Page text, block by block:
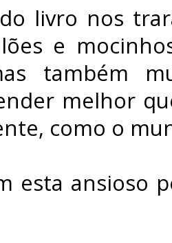
livro nos
e
também
melhor
como o
esta ansioso